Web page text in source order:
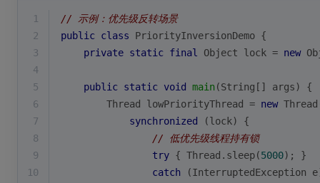
1
// 示例：优先级反转场景
2
public class PriorityInversionDemo {
3
private static final Object lock = new
4
5
public static void main(String[] args)
{
6
        Thread lowPriorityThread =
new
7
synchronized
(lock) {
8
// 低优先级线程持有锁
9
try { Thread.sleep(5000); }
10
catch (InterruptedException